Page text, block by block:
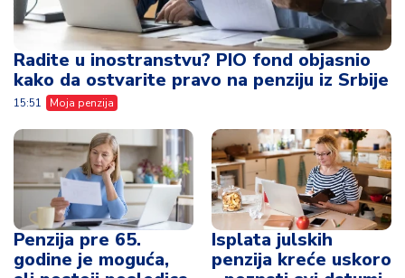
Radite u inostranstvu? PIO fond objasnio
kako da ostvarite pravo na penziju iz Srbije
15:51 Moja penzija
Penzija pre 65.
godine je moguća,
Isplata julskih
penzija kreće uskoro